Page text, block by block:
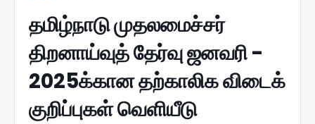
தமிழ்நாடு முதலமைச்சர்
திறனாய்வுத் தேர்வு ஜனவரி -
2025க்கான தற்காலிக விடைக்
குறிப்புகள் வெளியீடு